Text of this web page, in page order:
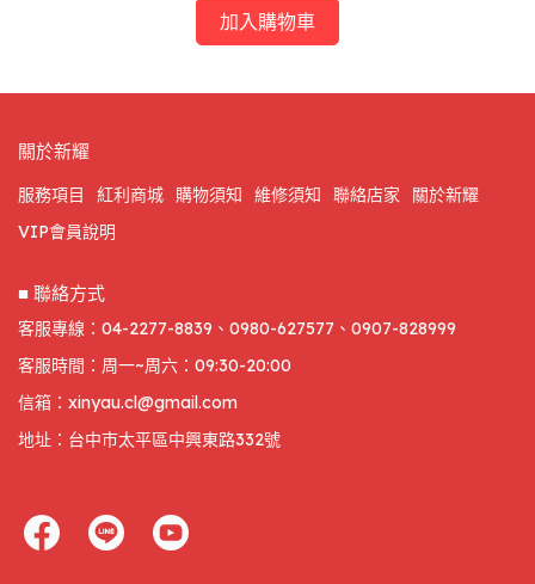
加入購物車
關於新耀
服務項目 紅利商城 購物須知 維修須知 聯絡店家
關於新耀
VIP會員說明
■ 聯絡方式
客服專線：04-2277-8839、0980-627577、0907-828999
客服時間：周一~周六：09:30-20:00
信箱：xinyau.cl@gmail.com
地址：台中市太平區中興東路332號